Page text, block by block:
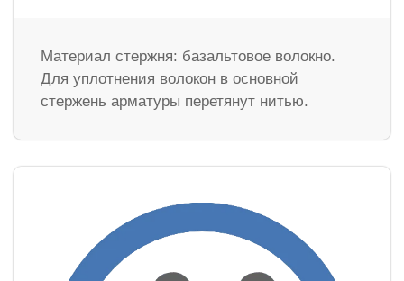
Материал стержня: базальтовое волокно.
Для уплотнения волокон в основной
стержень арматуры перетянут нитью.